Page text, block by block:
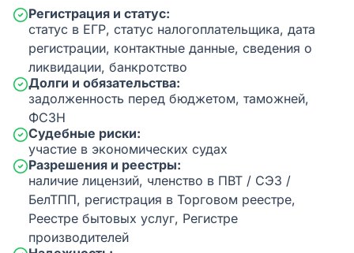
Регистрация и статус:
статус в ЕГР, статус налогоплательщика, дата
регистрации, контактные данные, сведения о
ликвидации, банкротство
Долги и обязательства:
задолженность перед бюджетом, таможней,
ФСЗН
Судебные риски:
участие в экономических судах
Разрешения и реестры:
наличие лицензий, членство в ПВТ / СЭЗ /
БелТПП, регистрация в Торговом реестре,
Реестре бытовых услуг, Регистре
производителей